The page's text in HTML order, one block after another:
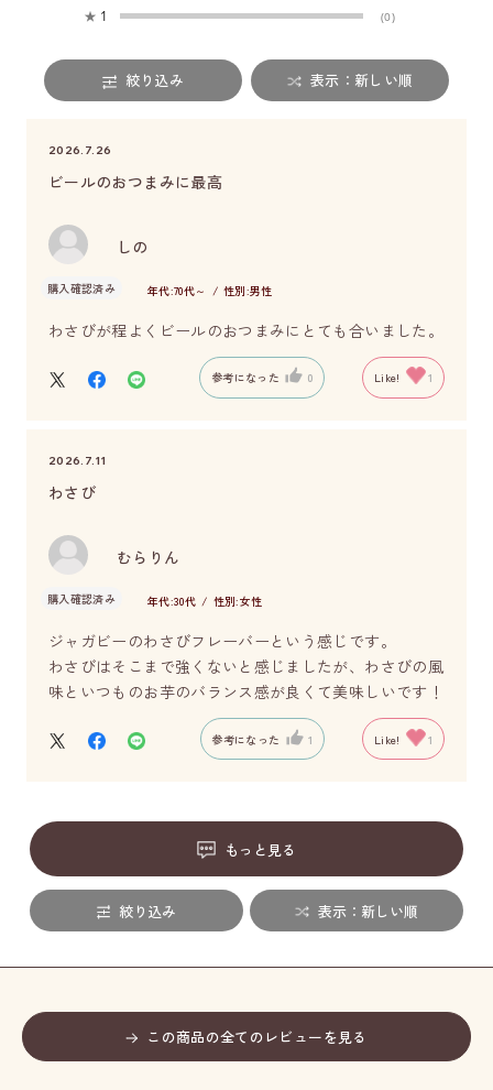
★ 1 (0)
絞り込み 表示：新しい順
2026.7.26
ビールのおつまみに最高
しの
購入確認済み 年代:70代～ 性別:男性
わさびが程よくビールのおつまみにとても合いました。
参考になった 0 Like! 1
2026.7.11
わさび
むらりん
購入確認済み 年代:30代 性別:女性
ジャガビーのわさびフレーバーという感じです。
わさびはそこまで強くないと感じましたが、わさびの風
味といつものお芋のバランス感が良くて美味しいです！
参考になった 1 Like! 1
もっと見る
絞り込み 表示：新しい順
この商品の全てのレビューを見る